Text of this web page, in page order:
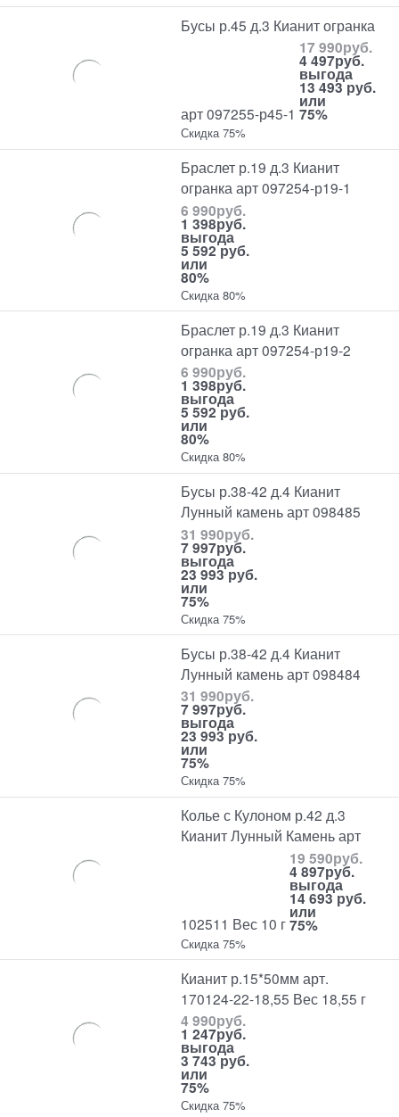
Бусы р.45 д.3 Кианит огранка
арт 097255-р45-1
17 990руб.
4 497руб.
выгода
13 493 руб.
или
75%
Скидка 75%
Браслет р.19 д.3 Кианит
огранка арт 097254-р19-1
6 990руб.
1 398руб.
выгода
5 592 руб.
или
80%
Скидка 80%
Браслет р.19 д.3 Кианит
огранка арт 097254-р19-2
6 990руб.
1 398руб.
выгода
5 592 руб.
или
80%
Скидка 80%
Бусы р.38-42 д.4 Кианит
Лунный камень арт 098485
31 990руб.
7 997руб.
выгода
23 993 руб.
или
75%
Скидка 75%
Бусы р.38-42 д.4 Кианит
Лунный камень арт 098484
31 990руб.
7 997руб.
выгода
23 993 руб.
или
75%
Скидка 75%
Колье с Кулоном р.42 д.3
Кианит Лунный Камень арт
102511 Вес 10 г
19 590руб.
4 897руб.
выгода
14 693 руб.
или
75%
Скидка 75%
Кианит р.15*50мм арт.
170124-22-18,55 Вес 18,55 г
4 990руб.
1 247руб.
выгода
3 743 руб.
или
75%
Скидка 75%